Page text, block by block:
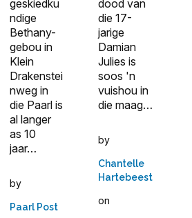
geskiedku
ndige
Bethany-
gebou in
Klein
Drakenstei
nweg in
die Paarl is
al langer
as 10
jaar…
by
Paarl Post
dood van
die 17-
jarige
Damian
Julies is
soos 'n
vuishou in
die maag…
by
Chantelle
Hartebeest
on